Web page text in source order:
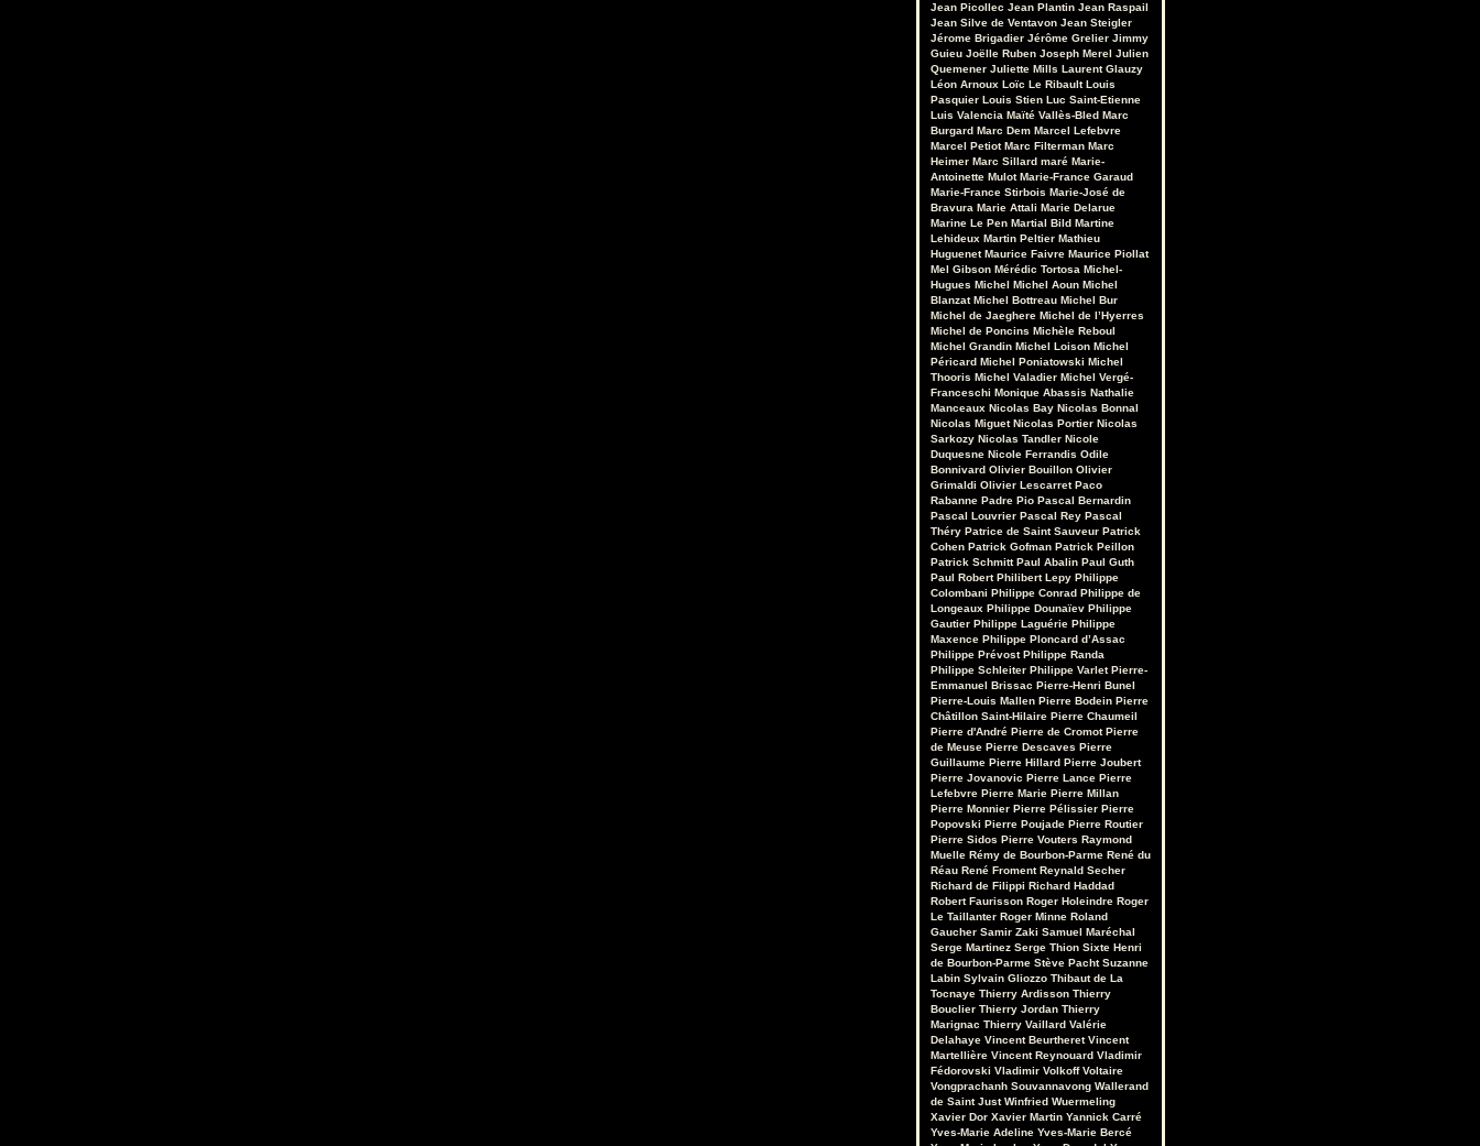
Jean Picollec Jean Plantin Jean Raspail
Jean Silve de Ventavon Jean Steigler
Jérome Brigadier Jérôme Grelier Jimmy
Guieu Joëlle Ruben Joseph Merel Julien
Quemener Juliette Mills Laurent Glauzy
Léon Arnoux Loïc Le Ribault Louis
Pasquier Louis Stien Luc Saint-Etienne
Luis Valencia Maïté Vallès-Bled Marc
Burgard Marc Dem Marcel Lefebvre
Marcel Petiot Marc Filterman Marc
Heimer Marc Sillard maré Marie-
Antoinette Mulot Marie-France Garaud
Marie-France Stirbois Marie-José de
Bravura Marie Attali Marie Delarue
Marine Le Pen Martial Bild Martine
Lehideux Martin Peltier Mathieu
Huguenet Maurice Faivre Maurice Piollat
Mel Gibson Mérédic Tortosa Michel-
Hugues Michel Michel Aoun Michel
Blanzat Michel Bottreau Michel Bur
Michel de Jaeghere Michel de l’Hyerres
Michel de Poncins Michèle Reboul
Michel Grandin Michel Loison Michel
Péricard Michel Poniatowski Michel
Thooris Michel Valadier Michel Vergé-
Franceschi Monique Abassis Nathalie
Manceaux Nicolas Bay Nicolas Bonnal
Nicolas Miguet Nicolas Portier Nicolas
Sarkozy Nicolas Tandler Nicole
Duquesne Nicole Ferrandis Odile
Bonnivard Olivier Bouillon Olivier
Grimaldi Olivier Lescarret Paco
Rabanne Padre Pio Pascal Bernardin
Pascal Louvrier Pascal Rey Pascal
Théry Patrice de Saint Sauveur Patrick
Cohen Patrick Gofman Patrick Peillon
Patrick Schmitt Paul Abalin Paul Guth
Paul Robert Philibert Lepy Philippe
Colombani Philippe Conrad Philippe de
Longeaux Philippe Dounaïev Philippe
Gautier Philippe Laguérie Philippe
Maxence Philippe Ploncard d’Assac
Philippe Prévost Philippe Randa
Philippe Schleiter Philippe Varlet Pierre-
Emmanuel Brissac Pierre-Henri Bunel
Pierre-Louis Mallen Pierre Bodein Pierre
Châtillon Saint-Hilaire Pierre Chaumeil
Pierre d'André Pierre de Cromot Pierre
de Meuse Pierre Descaves Pierre
Guillaume Pierre Hillard Pierre Joubert
Pierre Jovanovic Pierre Lance Pierre
Lefebvre Pierre Marie Pierre Millan
Pierre Monnier Pierre Pélissier Pierre
Popovski Pierre Poujade Pierre Routier
Pierre Sidos Pierre Vouters Raymond
Muelle Rémy de Bourbon-Parme René du
Réau René Froment Reynald Secher
Richard de Filippi Richard Haddad
Robert Faurisson Roger Holeindre Roger
Le Taillanter Roger Minne Roland
Gaucher Samir Zaki Samuel Maréchal
Serge Martinez Serge Thion Sixte Henri
de Bourbon-Parme Stève Pacht Suzanne
Labin Sylvain Gliozzo Thibaut de La
Tocnaye Thierry Ardisson Thierry
Bouclier Thierry Jordan Thierry
Marignac Thierry Vaillard Valérie
Delahaye Vincent Beurtheret Vincent
Martellière Vincent Reynouard Vladimir
Fédorovski Vladimir Volkoff Voltaire
Vongprachanh Souvannavong Wallerand
de Saint Just Winfried Wuermeling
Xavier Dor Xavier Martin Yannick Carré
Yves-Marie Adeline Yves-Marie Bercé